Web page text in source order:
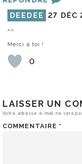
DEEDEE 27 DÉC
^^
Merci à toi !
0
LAISSER UN
Votre adresse e-mail ne sera
COMMENTAIRE *